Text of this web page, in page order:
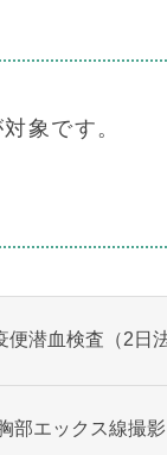
対象です。
便潜血検査（2日法
部エックス線撮影